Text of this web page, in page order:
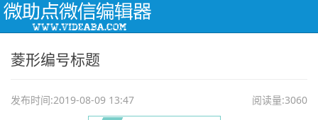
菱形编号标题
阅读量:3060
发布时间:2019-08-09 13:47